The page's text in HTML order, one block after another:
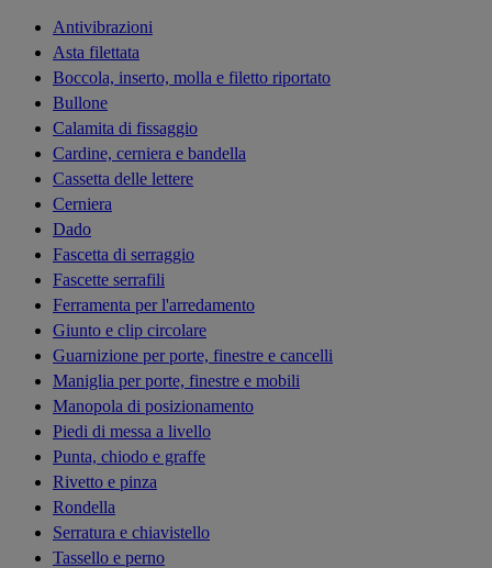
Antivibrazioni
Asta filettata
Boccola, inserto, molla e filetto riportato
Bullone
Calamita di fissaggio
Cardine, cerniera e bandella
Cassetta delle lettere
Cerniera
Dado
Fascetta di serraggio
Fascette serrafili
Ferramenta per l'arredamento
Giunto e clip circolare
Guarnizione per porte, finestre e cancelli
Maniglia per porte, finestre e mobili
Manopola di posizionamento
Piedi di messa a livello
Punta, chiodo e graffe
Rivetto e pinza
Rondella
Serratura e chiavistello
Tassello e perno